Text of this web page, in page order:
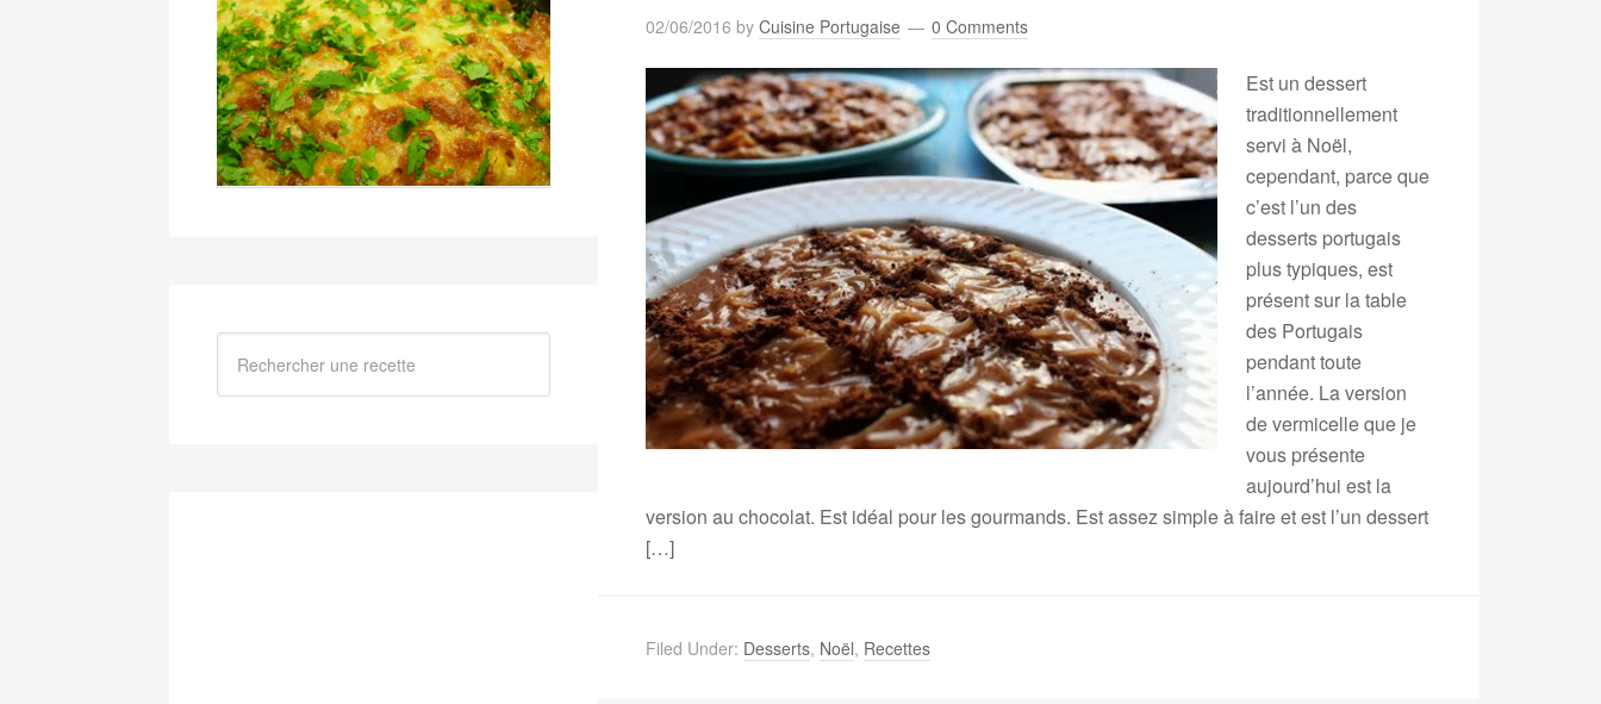
02/06/2016 by Cuisine Portugaise 0 Comments
Est un dessert
traditionnellement
servi à Noël,
cependant, parce que
c’est l’un des
desserts portugais
plus typiques, est
présent sur la table
des Portugais
pendant toute
l’année. La version
de vermicelle que je
vous présente
aujourd’hui est la
version au chocolat. Est idéal pour les gourmands. Est assez simple à faire et est l’un dessert
[…]
Filed Under: Desserts, Noël, Recettes